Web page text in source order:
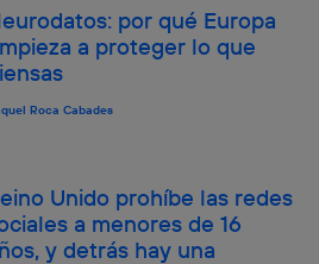
por qué Europa
a proteger lo que
Roca Cabades
Unido prohíbe las redes
a menores de 16
y detrás hay una